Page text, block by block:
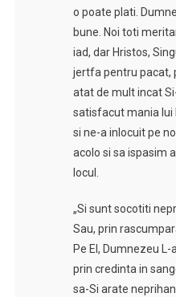
o poate plati.
bune. Noi toti
iad, dar Hristos,
jertfa pentru pacat,
atat de mult incat
satisfacut mania lui
si ne-a inlocuit pe
acolo si sa ispasim
locul.
„Si sunt socotiti
Sau, prin
Pe El, Dumnezeu
prin credinta in
sa-Si arate